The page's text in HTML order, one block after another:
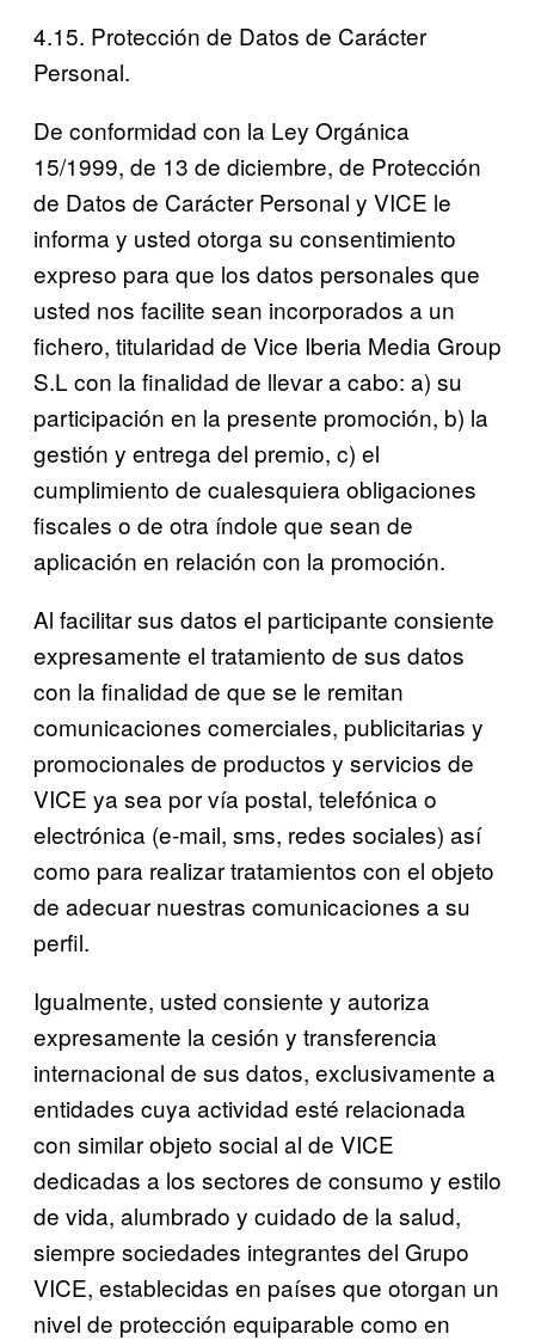
4.15. Protección de Datos de Carácter
Personal.
De conformidad con la Ley Orgánica
15/1999, de 13 de diciembre, de Protección
de Datos de Carácter Personal y VICE le
informa y usted otorga su consentimiento
expreso para que los datos personales que
usted nos facilite sean incorporados a un
fichero, titularidad de Vice Iberia Media Group
S.L con la finalidad de llevar a cabo: a) su
participación en la presente promoción, b) la
gestión y entrega del premio, c) el
cumplimiento de cualesquiera obligaciones
fiscales o de otra índole que sean de
aplicación en relación con la promoción.
Al facilitar sus datos el participante consiente
expresamente el tratamiento de sus datos
con la finalidad de que se le remitan
comunicaciones comerciales, publicitarias y
promocionales de productos y servicios de
VICE ya sea por vía postal, telefónica o
electrónica (e-mail, sms, redes sociales) así
como para realizar tratamientos con el objeto
de adecuar nuestras comunicaciones a su
perfil.
Igualmente, usted consiente y autoriza
expresamente la cesión y transferencia
internacional de sus datos, exclusivamente a
entidades cuya actividad esté relacionada
con similar objeto social al de VICE
dedicadas a los sectores de consumo y estilo
de vida, alumbrado y cuidado de la salud,
siempre sociedades integrantes del Grupo
VICE, establecidas en países que otorgan un
nivel de protección equiparable como en